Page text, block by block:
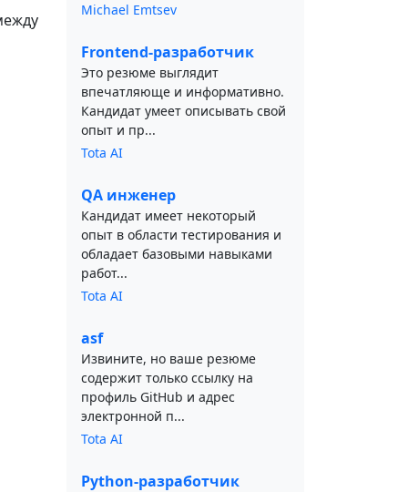
Michael Emtsev
Frontend-разработчик
Это резюме выглядит
впечатляюще и информативно.
Кандидат умеет описывать свой
опыт и пр...
Tota AI
QA инженер
Кандидат имеет некоторый
опыт в области тестирования и
обладает базовыми навыками
работ...
Tota AI
asf
Извините, но ваше резюме
содержит только ссылку на
профиль GitHub и адрес
электронной п...
Tota AI
Python-разработчик